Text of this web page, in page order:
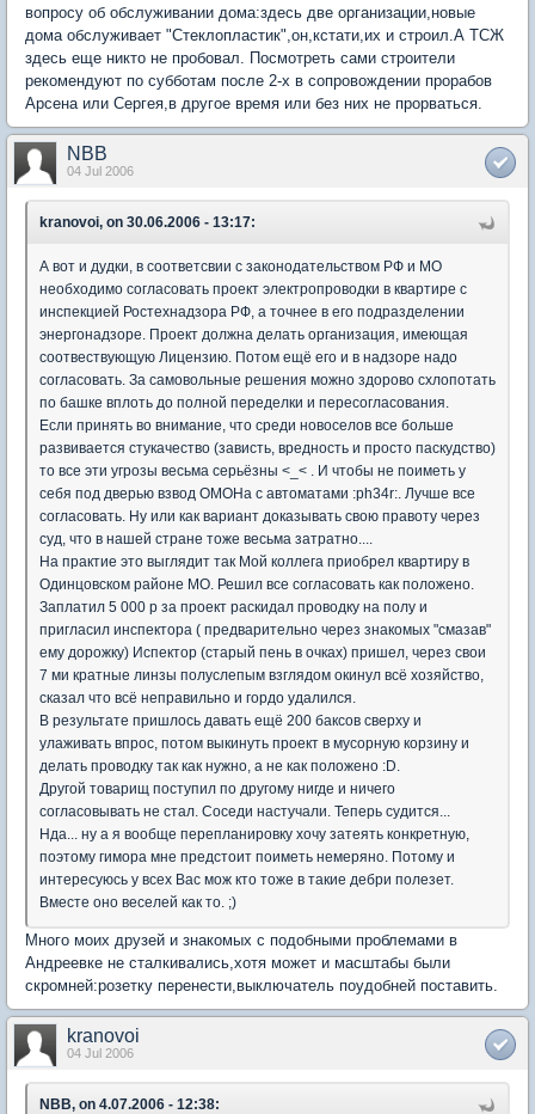
вопросу об обслуживании дома:здесь две организации,новые
дома обслуживает "Стеклопластик",он,кстати,их и строил.А ТСЖ
здесь еще никто не пробовал. Посмотреть сами строители
рекомендуют по субботам после 2-х в сопровождении прорабов
Арсена или Сергея,в другое время или без них не прорваться.
NBB
04 Jul 2006
kranovoi, on 30.06.2006 - 13:17:
А вот и дудки, в соответсвии с законодательством РФ и МО
необходимо согласовать проект электропроводки в квартире с
инспекцией Ростехнадзора РФ, а точнее в его подразделении
энергонадзоре. Проект должна делать организация, имеющая
соотвествующую Лицензию. Потом ещё его и в надзоре надо
согласовать. За самовольные решения можно здорово схлопотать
по башке вплоть до полной переделки и пересогласования.
Если принять во внимание, что среди новоселов все больше
развивается стукачество (зависть, вредность и просто паскудство)
то все эти угрозы весьма серьёзны <_< . И чтобы не поиметь у
себя под дверью взвод ОМОНа с автоматами :ph34r:. Лучше все
согласовать. Ну или как вариант доказывать свою правоту через
суд, что в нашей стране тоже весьма затратно....
На практие это выглядит так Мой коллега приобрел квартиру в
Одинцовском районе МО. Решил все согласовать как положено.
Заплатил 5 000 р за проект раскидал проводку на полу и
пригласил инспектора ( предварительно через знакомых "смазав"
ему дорожку) Испектор (старый пень в очках) пришел, через свои
7 ми кратные линзы полуслепым взглядом окинул всё хозяйство,
сказал что всё неправильно и гордо удалился.
В результате пришлось давать ещё 200 баксов сверху и
улаживать впрос, потом выкинуть проект в мусорную корзину и
делать проводку так как нужно, а не как положено :D.
Другой товарищ поступил по другому нигде и ничего
согласовывать не стал. Соседи настучали. Теперь судится...
Нда... ну а я вообще перепланировку хочу затеять конкретную,
поэтому гимора мне предстоит поиметь немеряно. Потому и
интересуюсь у всех Вас мож кто тоже в такие дебри полезет.
Вместе оно веселей как то. ;)
Много моих друзей и знакомых с подобными проблемами в
Андреевке не сталкивались,хотя может и масштабы были
скромней:розетку перенести,выключатель поудобней поставить.
kranovoi
04 Jul 2006
NBB, on 4.07.2006 - 12:38: